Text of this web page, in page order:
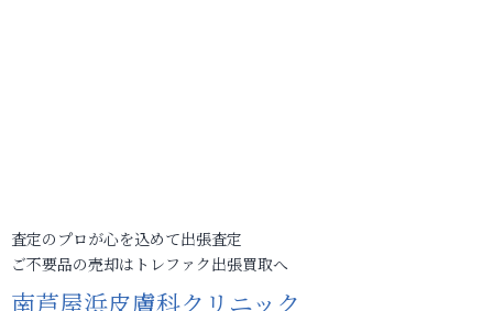
査定のプロが心を込めて出張査定
ご不要品の売却はトレファク出張買取へ
南芦屋浜皮膚科クリニック